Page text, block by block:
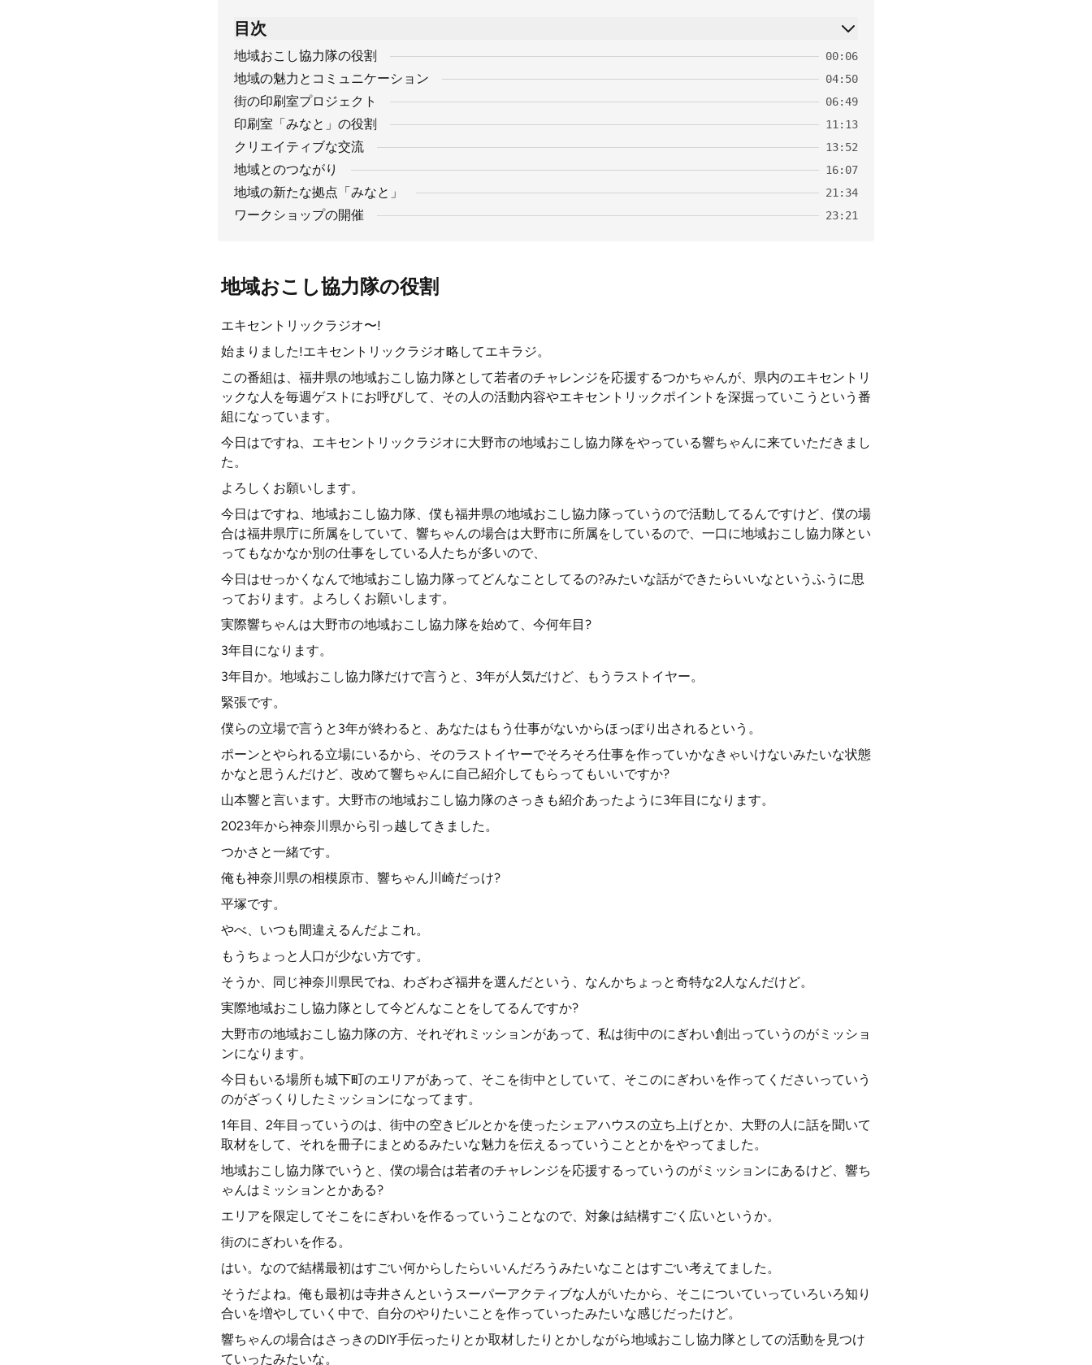
目次
地域おこし協力隊の役割 00:06
地域の魅力とコミュニケーション 04:50
街の印刷室プロジェクト 06:49
印刷室「みなと」の役割 11:13
クリエイティブな交流 13:52
地域とのつながり 16:07
地域の新たな拠点「みなと」 21:34
ワークショップの開催 23:21
地域おこし協力隊の役割
エキセントリックラジオ〜!
始まりました!エキセントリックラジオ略してエキラジ。
この番組は、福井県の地域おこし協力隊として若者のチャレンジを応援するつかちゃんが、県内のエキセントリ
ックな人を毎週ゲストにお呼びして、その人の活動内容やエキセントリックポイントを深掘っていこうという番
組になっています。
今日はですね、エキセントリックラジオに大野市の地域おこし協力隊をやっている響ちゃんに来ていただきまし
た。
よろしくお願いします。
今日はですね、地域おこし協力隊、僕も福井県の地域おこし協力隊っていうので活動してるんですけど、僕の場
合は福井県庁に所属をしていて、響ちゃんの場合は大野市に所属をしているので、一口に地域おこし協力隊とい
ってもなかなか別の仕事をしている人たちが多いので、
今日はせっかくなんで地域おこし協力隊ってどんなことしてるの?みたいな話ができたらいいなというふうに思
っております。よろしくお願いします。
実際響ちゃんは大野市の地域おこし協力隊を始めて、今何年目?
3年目になります。
3年目か。地域おこし協力隊だけで言うと、3年が人気だけど、もうラストイヤー。
緊張です。
僕らの立場で言うと3年が終わると、あなたはもう仕事がないからほっぽり出されるという。
ポーンとやられる立場にいるから、そのラストイヤーでそろそろ仕事を作っていかなきゃいけないみたいな状態
かなと思うんだけど、改めて響ちゃんに自己紹介してもらってもいいですか?
山本響と言います。大野市の地域おこし協力隊のさっきも紹介あったように3年目になります。
2023年から神奈川県から引っ越してきました。
つかさと一緒です。
俺も神奈川県の相模原市、響ちゃん川崎だっけ?
平塚です。
やべ、いつも間違えるんだよこれ。
もうちょっと人口が少ない方です。
そうか、同じ神奈川県民でね、わざわざ福井を選んだという、なんかちょっと奇特な2人なんだけど。
実際地域おこし協力隊として今どんなことをしてるんですか?
大野市の地域おこし協力隊の方、それぞれミッションがあって、私は街中のにぎわい創出っていうのがミッショ
ンになります。
今日もいる場所も城下町のエリアがあって、そこを街中としていて、そこのにぎわいを作ってくださいっていう
のがざっくりしたミッションになってます。
1年目、2年目っていうのは、街中の空きビルとかを使ったシェアハウスの立ち上げとか、大野の人に話を聞いて
取材をして、それを冊子にまとめるみたいな魅力を伝えるっていうこととかをやってました。
地域おこし協力隊でいうと、僕の場合は若者のチャレンジを応援するっていうのがミッションにあるけど、響ち
ゃんはミッションとかある?
エリアを限定してそこをにぎわいを作るっていうことなので、対象は結構すごく広いというか。
街のにぎわいを作る。
はい。なので結構最初はすごい何からしたらいいんだろうみたいなことはすごい考えてました。
そうだよね。俺も最初は寺井さんというスーパーアクティブな人がいたから、そこについていっていろいろ知り
合いを増やしていく中で、自分のやりたいことを作っていったみたいな感じだったけど。
響ちゃんの場合はさっきのDIY手伝ったりとか取材したりとかしながら地域おこし協力隊としての活動を見つけ
ていったみたいな。